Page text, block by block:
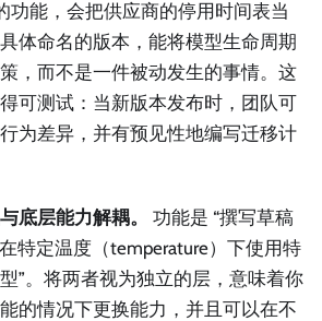
功能，会把供应商的停用时间表当
体命名的版本，能将模型生命周期
，而不是一件被动发生的事情。这
可测试：当新版本发布时，团队可
为差异，并有预见性地编写迁移计
底层能力解耦。
功能是 “撰写草稿
特定温度（temperature）下使用特
”。将两者视为独立的层，意味着你
的情况下更换能力，并且可以在不